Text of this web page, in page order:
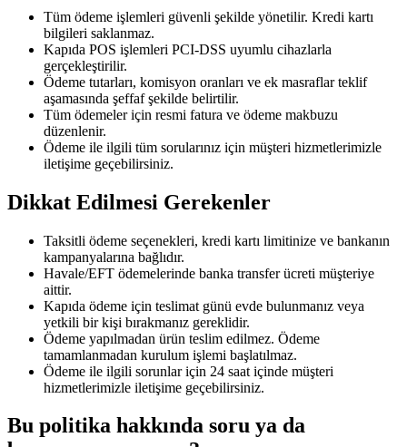
Tüm ödeme işlemleri güvenli şekilde yönetilir. Kredi kartı
bilgileri saklanmaz.
Kapıda POS işlemleri PCI-DSS uyumlu cihazlarla
gerçekleştirilir.
Ödeme tutarları, komisyon oranları ve ek masraflar teklif
aşamasında şeffaf şekilde belirtilir.
Tüm ödemeler için resmi fatura ve ödeme makbuzu
düzenlenir.
Ödeme ile ilgili tüm sorularınız için müşteri hizmetlerimizle
iletişime geçebilirsiniz.
Dikkat Edilmesi Gerekenler
Taksitli ödeme seçenekleri, kredi kartı limitinize ve bankanın
kampanyalarına bağlıdır.
Havale/EFT ödemelerinde banka transfer ücreti müşteriye
aittir.
Kapıda ödeme için teslimat günü evde bulunmanız veya
yetkili bir kişi bırakmanız gereklidir.
Ödeme yapılmadan ürün teslim edilmez. Ödeme
tamamlanmadan kurulum işlemi başlatılmaz.
Ödeme ile ilgili sorunlar için 24 saat içinde müşteri
hizmetlerimizle iletişime geçebilirsiniz.
Bu politika hakkında soru ya da